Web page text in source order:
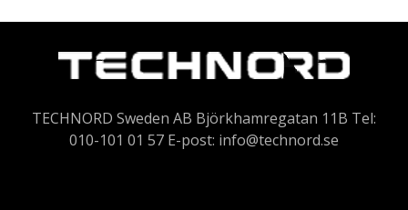
TECHNORD Sweden AB Björkhamregatan 11B Tel:
010-101 01 57 E-post: info@technord.se